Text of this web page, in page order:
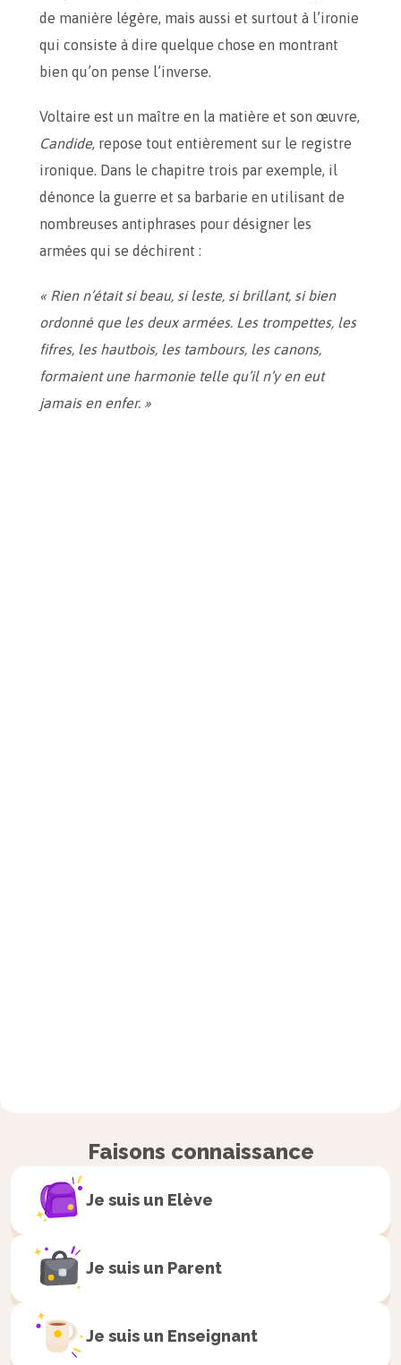
de manière légère, mais aussi et surtout à l’ironie
qui consiste à dire quelque chose en montrant
bien qu’on pense l’inverse.
Voltaire est un maître en la matière et son œuvre,
Candide, repose tout entièrement sur le registre
ironique. Dans le chapitre trois par exemple, il
dénonce la guerre et sa barbarie en utilisant de
nombreuses antiphrases pour désigner les
armées qui se déchirent :
« Rien n’était si beau, si leste, si brillant, si bien
ordonné que les deux armées. Les trompettes, les
fifres, les hautbois, les tambours, les canons,
formaient une harmonie telle qu’il n’y en eut
jamais en enfer. »
Faisons connaissance
Je suis un Elève
Je suis un Parent
Je suis un Enseignant